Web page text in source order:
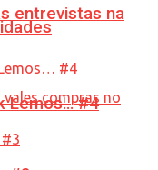
entrevistas na
Lemos… #4